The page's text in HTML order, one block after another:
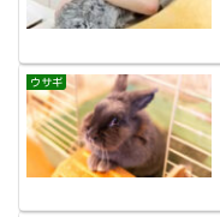
ウサギ